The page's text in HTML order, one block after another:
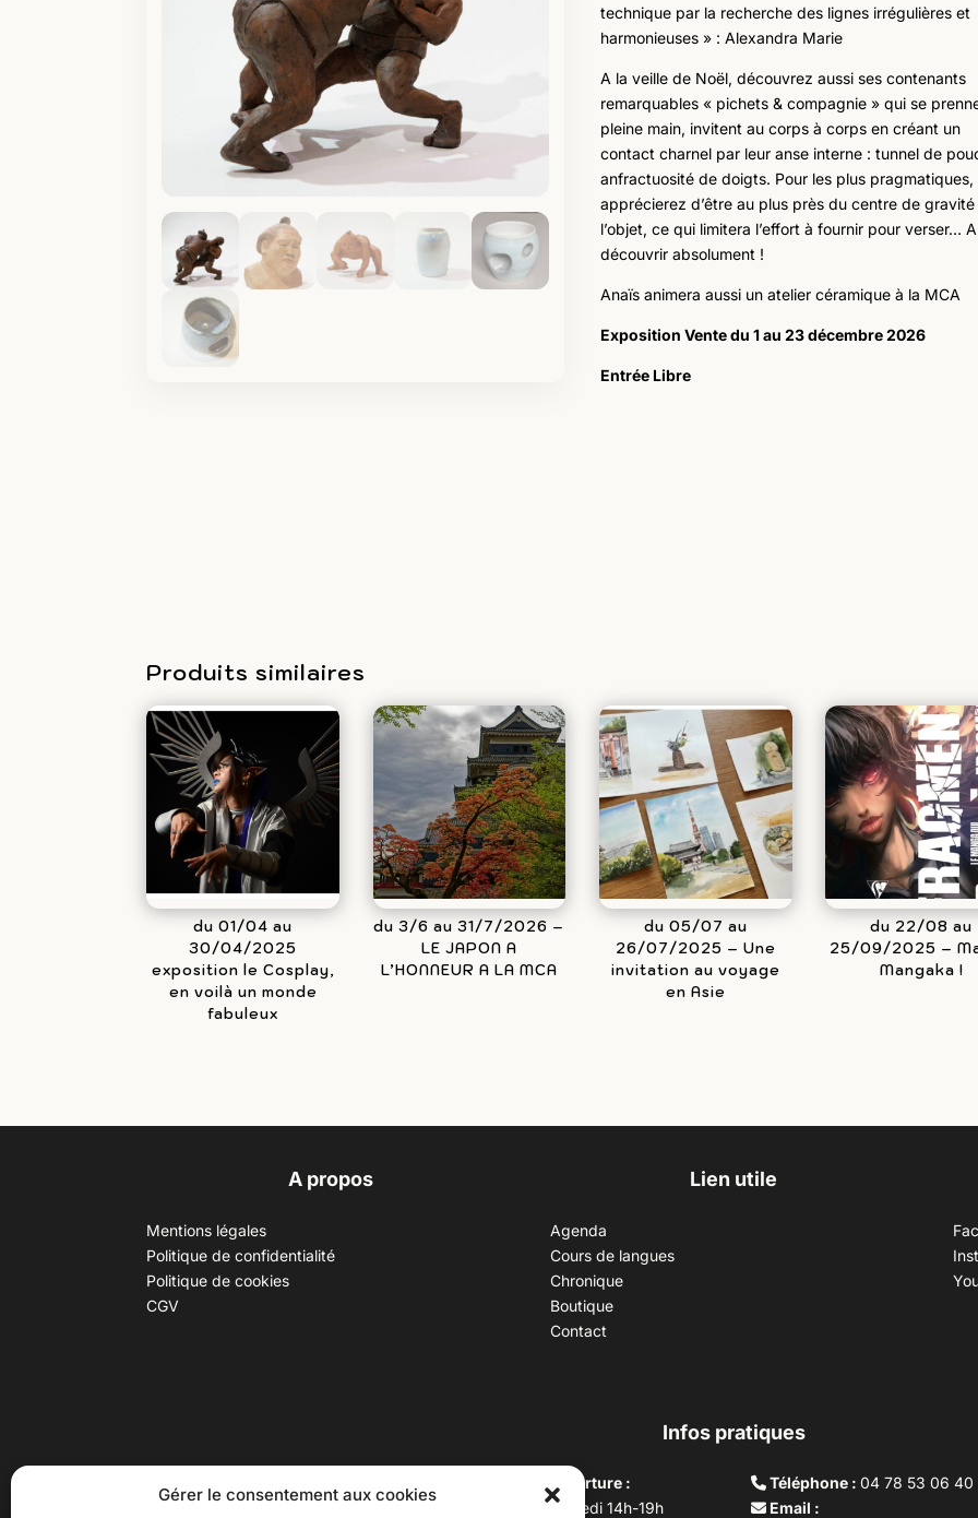
Gérer le consentement aux cookies
technique par la recherche des lignes irrégulières et
harmonieuses » : Alexandra Marie
A la veille de Noël, découvrez aussi ses contenants
remarquables « pichets & compagnie » qui se
pleine main, invitent au corps à corps en créant un
contact charnel par leur anse interne : tunnel de
anfractuosité de doigts. Pour les plus pragmatiques,
apprécierez d’être au plus près du centre de
l’objet, ce qui limitera l’effort à fournir pour verser… A
découvrir absolument !
Anaïs animera aussi un atelier céramique à la MCA
Exposition Vente du 1 au 23 décembre 2026
Entrée Libre
Produits similaires
du 01/04 au
30/04/2025
exposition le Cosplay,
en voilà un monde
fabuleux
du 3/6 au 31/7/2026 –
LE JAPON A
L’HONNEUR A LA MCA
du 05/07 au
26/07/2025 – Une
invitation au voyage
en Asie
du 22/08 au
25/09/2025 –
Mangaka !
A propos
Mentions légales
Politique de confidentialité
Politique de cookies
CGV
Lien utile
Agenda
Cours de langues
Chronique
Boutique
Contact
Infos pratiques
(adresse postale : 62 rue St
Horaires d’ouverture :
Du mardi au vendredi 14h-19h
Téléphone :04 78 53 06 40
Email :